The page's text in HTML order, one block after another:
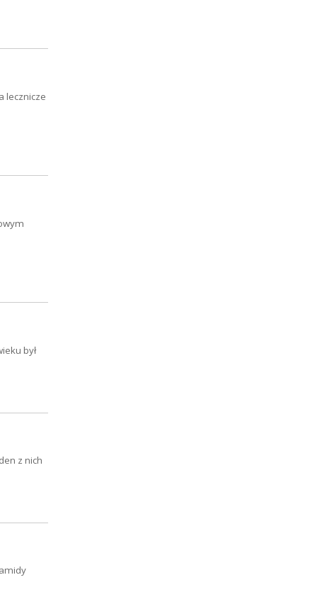
lecznicze
był
z nich